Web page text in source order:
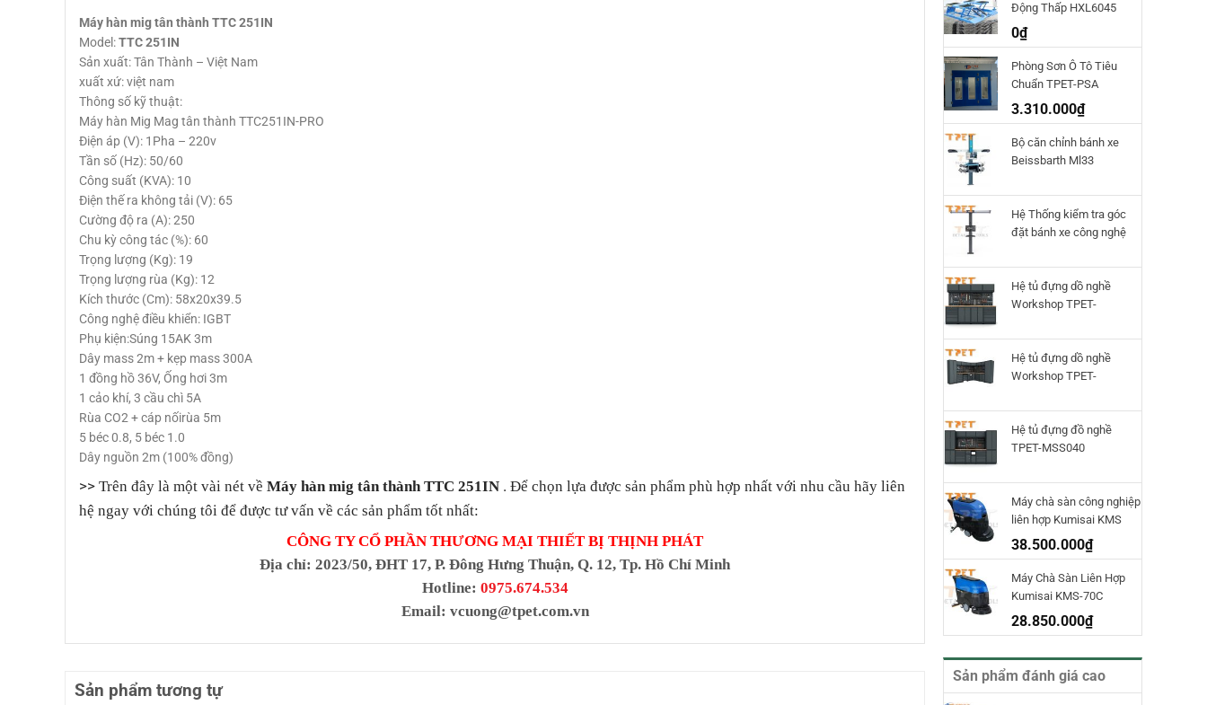
Động Thấp HXL6045
Hauvrex
0₫
Phòng Sơn Ô Tô Tiêu
Chuẩn TPET-PSA
3.310.000₫
Bộ căn chỉnh bánh xe
Beissbarth Ml33
Hệ Thống kiểm tra góc
đặt bánh xe công nghệ
Beissbarth
Hệ tủ đựng dồ nghề
Workshop TPET-
Hệ tủ đựng dồ nghề
Workshop TPET-
Hệ tủ đựng đồ nghề
TPET-MSS040
Máy chà sàn công nghiệp
liên hợp Kumisai KMS
70D
38.500.000₫
Máy Chà Sàn Liên Hợp
Kumisai KMS-70C
28.850.000₫
Sản phẩm đánh giá cao
Máy hàn mig tân thành TTC 251IN
Model:TTC 251IN
Sản xuất: Tân Thành – Việt Nam
xuất xứ: việt nam
Thông số kỹ thuật:
Máy hàn Mig Mag tân thành TTC251IN-PRO
Điện áp (V): 1Pha – 220v
Tần số (Hz): 50/60
Công suất (KVA): 10
Điện thế ra không tải (V): 65
Cường độ ra (A): 250
Chu kỳ công tác (%): 60
Trọng lượng (Kg): 19
Trọng lượng rùa (Kg): 12
Kích thước (Cm): 58x20x39.5
Công nghệ điều khiển: IGBT
Phụ kiện:Súng 15AK 3m
Dây mass 2m + kẹp mass 300A
1 đồng hồ 36V, Ống hơi 3m
1 cảo khí, 3 cầu chì 5A
Rùa CO2 + cáp nốirùa 5m
5 béc 0.8, 5 béc 1.0
Dây nguồn 2m (100% đồng)
>> Trên đây là một vài nét về Máy hàn mig tân thành TTC 251IN . Để chọn lựa được sản phẩm phù hợp nhất với nhu cầu hãy liên
hệ ngay với chúng tôi để được tư vấn về các sản phẩm tốt nhất:
CÔNG TY CỔ PHẦN THƯƠNG MẠI THIẾT BỊ THỊNH PHÁT
Địa chỉ: 2023/50, ĐHT 17, P. Đông Hưng Thuận, Q. 12, Tp. Hồ Chí Minh
Hotline: 0975.674.534
Email: vcuong@tpet.com.vn
Sản phẩm tương tự